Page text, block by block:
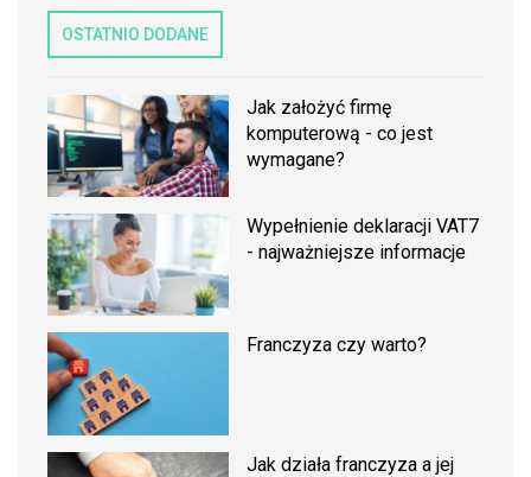
OSTATNIO DODANE
Jak założyć firmę
komputerową - co jest
wymagane?
Wypełnienie deklaracji VAT7
- najważniejsze informacje
Franczyza czy warto?
Jak działa franczyza a jej